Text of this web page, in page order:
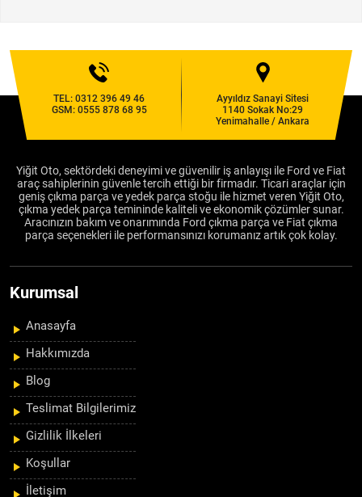
TEL:0312 396 49 46
GSM: 0555 878 68 95
Ayyıldız Sanayi Sitesi
1140 Sokak No:29
Yenimahalle / Ankara
Yiğit Oto, sektördeki deneyimi ve güvenilir iş anlayışı ile Ford ve Fiat
araç sahiplerinin güvenle tercih ettiği bir firmadır. Ticari araçlar için
geniş çıkma parça ve yedek parça stoğu ile hizmet veren Yiğit Oto,
çıkma yedek parça temininde kaliteli ve ekonomik çözümler sunar.
Aracınızın bakım ve onarımında Ford çıkma parça ve Fiat çıkma
parça seçenekleri ile performansınızı korumanız artık çok kolay.
Kurumsal
Anasayfa
Hakkımızda
Blog
Teslimat Bilgilerimiz
Gizlilik İlkeleri
Koşullar
İletişim